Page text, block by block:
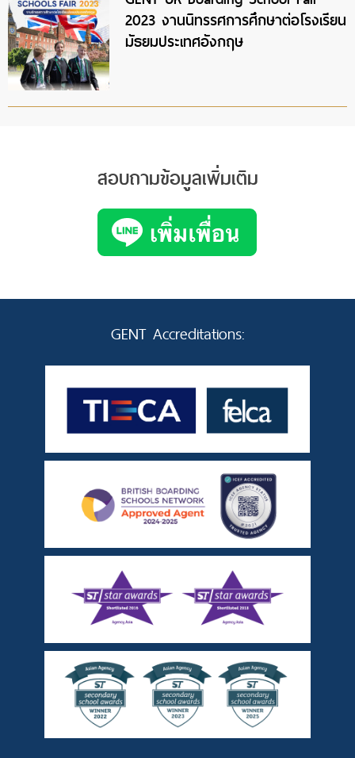
2023 งานนิทรรศการศึกษาต่อโรงเรียน
มัธยมประเทศอังกฤษ
สอบถามข้อมูลเพิ่มเติม
GENT Accreditations: